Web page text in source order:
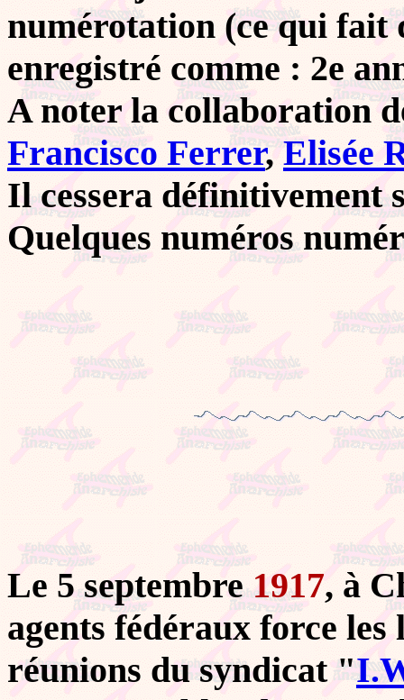
numérotation (ce qui fait
enregistré comme : 2e
A noter la collaboration
Francisco Ferrer,Elisée
Il cessera définitivement
Quelques numéros
Le 5 septembre1917, à
agents fédéraux force
réunions du syndicat "